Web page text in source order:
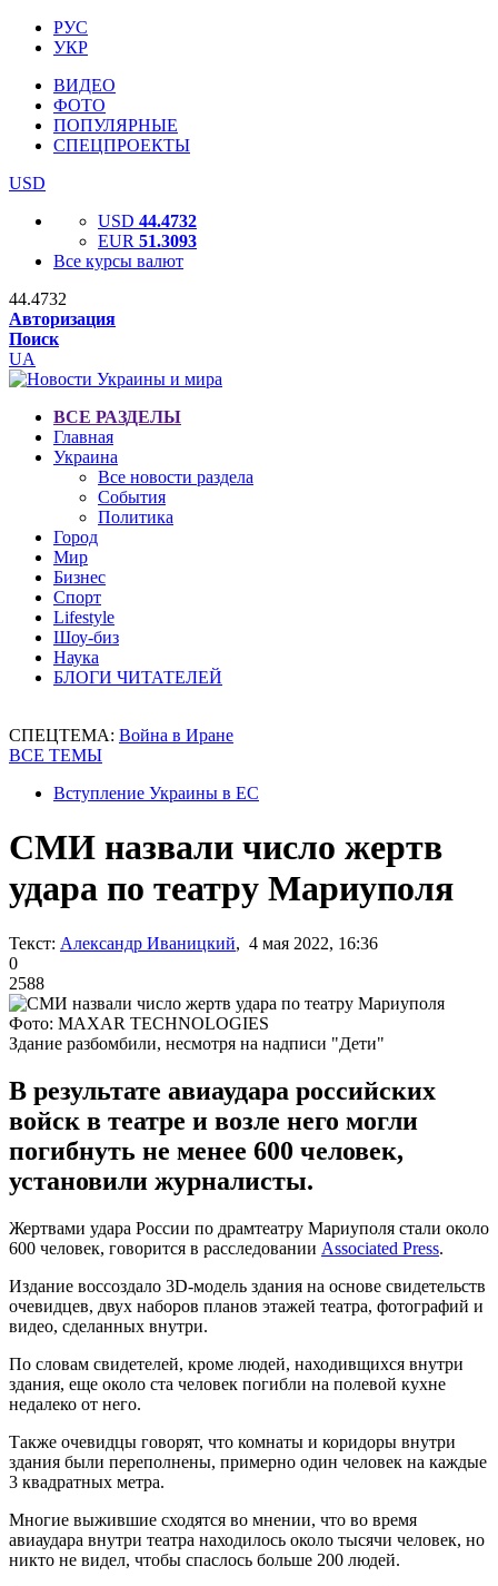
РУС
УКР
ВИДЕО
ФОТО
ПОПУЛЯРНЫЕ
СПЕЦПРОЕКТЫ
USD
USD 44.4732
EUR 51.3093
Все курсы валют
44.4732
Авторизация
Поиск
UA
ВСЕ РАЗДЕЛЫ
Главная
Украина
Все новости раздела
События
Политика
Город
Мир
Бизнес
Спорт
Lifestyle
Шоу-биз
Наука
БЛОГИ ЧИТАТЕЛЕЙ
СПЕЦТЕМА: Война в Иране
ВСЕ ТЕМЫ
Вступление Украины в ЕС
СМИ назвали число жертв
удара по театру Мариуполя
Текст: Александр Иваницкий, 4 мая 2022, 16:36
0
2588
Фото: MAXAR TECHNOLOGIES
Здание разбомбили, несмотря на надписи "Дети"
В результате авиаудара российских
войск в театре и возле него могли
погибнуть не менее 600 человек,
установили журналисты.
Жертвами удара России по драмтеатру Мариуполя стали около
600 человек, говорится в расследовании Associated Press.
Издание воссоздало 3D-модель здания на основе свидетельств
очевидцев, двух наборов планов этажей театра, фотографий и
видео, сделанных внутри.
По словам свидетелей, кроме людей, находивщихся внутри
здания, еще около ста человек погибли на полевой кухне
недалеко от него.
Также очевидцы говорят, что комнаты и коридоры внутри
здания были переполнены, примерно один человек на каждые
3 квадратных метра.
Многие выжившие сходятся во мнении, что во время
авиаудара внутри театра находилось около тысячи человек, но
никто не видел, чтобы спаслось больше 200 людей.